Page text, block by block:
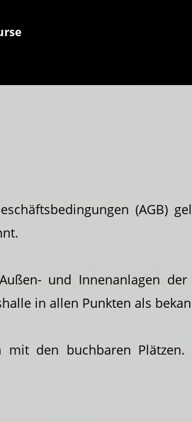
(AGB)
und Innenanlagen
in allen Punkten als
mit den buchbaren